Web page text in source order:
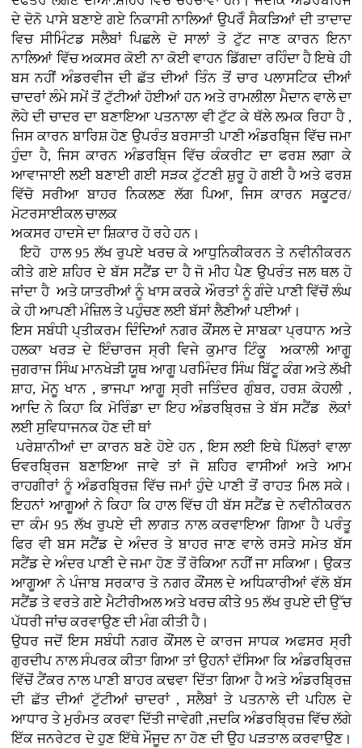
ਦੇ ਦੋਨੋ ਪਾਸੇ ਬਣਾਏ ਗਏ ਨਿਕਾਸੀ ਨਾਲਿਆਂ ਉਪਰੋੰ ਸੈਕੜਿਆਂ ਦੀ ਤਾਦਾਦ
ਵਿਚ ਸੀਮਿੰਟਡ ਸਲੈਬਾਂ ਪਿਛਲੇ ਦੋ ਸਾਲਾਂ ਤੋ ਟੁੱਟ ਜਾਣ ਕਾਰਨ ਇਨਾ
ਨਾਲਿਆਂ ਵਿੱਚ ਅਕਸਰ ਕੋਈ ਨਾ ਕੋਈ ਵਾਹਨ ਡਿੱਗਦਾ ਰਹਿੰਦਾ ਹੈ ਇਥੇ ਹੀ
ਬਸ ਨਹੀਂ ਅੰਡਰਵੀਜ ਦੀ ਛੱਤ ਦੀਆਂ ਤਿੰਨ ਤੋਂ ਚਾਰ ਪਲਾਸਟਿਕ ਦੀਆਂ
ਚਾਦਰਾਂ ਲੰਮੇ ਸਮੇਂ ਤੋਂ ਟੁੱਟੀਆਂ ਹੋਈਆਂ ਹਨ ਅਤੇ ਰਾਮਲੀਲਾ ਮੈਦਾਨ ਵਾਲੇ ਦਾ
ਲੋਹੇ ਦੀ ਚਾਦਰ ਦਾ ਬਣਾਇਆ ਪਤਨਾਲਾ ਵੀ ਟੁੱਟ ਕੇ ਥੱਲੇ ਲਮਕ ਰਿਹਾ ਹੈ ,
ਜਿਸ ਕਾਰਨ ਬਾਰਿਸ਼ ਹੋਣ ਉਪਰੰਤ ਬਰਸਾਤੀ ਪਾਣੀ ਅੰਡਰਬਿ੍ਜ ਵਿੱਚ ਜਮਾ
ਹੁੰਦਾ ਹੈ, ਜਿਸ ਕਾਰਨ ਅੰਡਰਬਿ੍ਜ ਵਿੱਚ ਕੰਕਰੀਟ ਦਾ ਫਰਸ਼ ਲਗਾ ਕੇ
ਆਵਾਜਾਈ ਲਈ ਬਣਾਈ ਗਈ ਸੜਕ ਟੁੱਟਣੀ ਸ਼ੁਰੂ ਹੋ ਗਈ ਹੈ ਅਤੇ ਫਰਸ਼
ਵਿੱਚੋ ਸਰੀਆ ਬਾਹਰ ਨਿਕਲਣ ਲੱਗ ਪਿਆ, ਜਿਸ ਕਾਰਨ ਸਕੂਟਰ/
ਮੋਟਰਸਾਈਕਲ ਚਾਲਕ
ਅਕਸਰ ਹਾਦਸੇ ਦਾ ਸ਼ਿਕਾਰ ਹੋ ਰਹੇ ਹਨ।
ਇਹੋ ਹਾਲ 95 ਲੱਖ ਰੁਪਏ ਖਰਚ ਕੇ ਆਧੁਨਿਕੀਕਰਨ ਤੇ ਨਵੀਨੀਕਰਨ
ਕੀਤੇ ਗਏ ਸ਼ਹਿਰ ਦੇ ਬੱਸ ਸਟੈਂਡ ਦਾ ਹੈ ਜੋ ਮੀਹ ਪੈਣ ਉਪਰੰਤ ਜਲ ਥਲ ਹੋ
ਜਾਂਦਾ ਹੈ ਅਤੇ ਯਾਤਰੀਆਂ ਨੂੰ ਖਾਸ ਕਰਕੇ ਔਰਤਾਂ ਨੂੰ ਗੰਦੇ ਪਾਣੀ ਵਿੱਚੋਂ ਲੰਘ
ਕੇ ਹੀ ਆਪਣੀ ਮੰਜ਼ਿਲ ਤੇ ਪਹੁੰਚਣ ਲਈ ਬੱਸਾਂ ਲੈਣੀਆਂ ਪਈਆਂ।
ਇਸ ਸਬੰਧੀ ਪ੍ਤੀਕਰਮ ਦਿੰਦਿਆਂ ਨਗਰ ਕੌਂਸਲ ਦੇ ਸਾਬਕਾ ਪ੍ਰਧਾਨ ਅਤੇ
ਹਲਕਾ ਖਰੜ ਦੇ ਇੰਚਾਰਜ ਸ੍ਰੀ ਵਿਜੇ ਕੁਮਾਰ ਟਿੰਕੂ ਅਕਾਲੀ ਆਗੂ
ਜੁਗਰਾਜ ਸਿੰਘ ਮਾਨਖੇੜੀ ਯੂਥ ਆਗੂ ਪਰਮਿੰਦਰ ਸਿੰਘ ਬਿੱਟੂ ਕੰਗ ਅਤੇ ਲੱਖੀ
ਸ਼ਾਹ, ਮੋਨੂ ਖਾਨ , ਭਾਜਪਾ ਆਗੂ ਸ੍ਰੀ ਜਤਿੰਦਰ ਗੁੰਬਰ, ਹਰਸ਼ ਕੋਹਲੀ ,
ਆਦਿ ਨੇ ਕਿਹਾ ਕਿ ਮੋਰਿੰਡਾ ਦਾ ਇਹ ਅੰਡਰਬ੍ਰਿਜ਼ ਤੇ ਬੱਸ ਸਟੈਂਡ ਲੋਕਾਂ
ਲਈ ਸੁਵਿਧਾਜਨਕ ਹੋਣ ਦੀ ਥਾਂ
ਪਰੇਸ਼ਾਨੀਆਂ ਦਾ ਕਾਰਨ ਬਣੇ ਹੋਏ ਹਨ , ਇਸ ਲਈ ਇਥੇ ਪਿੱਲਰਾਂ ਵਾਲਾ
ਓਵਰਬ੍ਰਿਜ ਬਣਾਇਆ ਜਾਵੇ ਤਾਂ ਜੋ ਸ਼ਹਿਰ ਵਾਸੀਆਂ ਅਤੇ ਆਮ
ਰਾਹਗੀਰਾਂ ਨੂੰ ਅੰਡਰਬ੍ਰਿਜ਼ ਵਿੱਚ ਜਮਾਂ ਹੁੰਦੇ ਪਾਣੀ ਤੋਂ ਰਾਹਤ ਮਿਲ ਸਕੇ।
ਇਹਨਾਂ ਆਗੂਆਂ ਨੇ ਕਿਹਾ ਕਿ ਹਾਲ ਵਿੱਚ ਹੀ ਬੱਸ ਸਟੈਂਡ ਦੇ ਨਵੀਨੀਕਰਨ
ਦਾ ਕੰਮ 95 ਲੱਖ ਰੁਪਏ ਦੀ ਲਾਗਤ ਨਾਲ ਕਰਵਾਇਆ ਗਿਆ ਹੈ ਪਰੰਤੂ
ਫਿਰ ਵੀ ਬਸ ਸਟੈਂਡ ਦੇ ਅੰਦਰ ਤੇ ਬਾਹਰ ਜਾਣ ਵਾਲੇ ਰਸਤੇ ਸਮੇਤ ਬੱਸ
ਸਟੈਂਡ ਦੇ ਅੰਦਰ ਪਾਣੀ ਦੇ ਜਮਾ ਹੋਣ ਤੋਂ ਰੋਕਿਆ ਨਹੀਂ ਜਾ ਸਕਿਆ। ਉਕਤ
ਆਗੂਆ ਨੇਪੰਜਾਬ ਸਰਕਾਰ ਤੋ ਨਗਰ ਕੌਂਸਲ ਦੇ ਅਧਿਕਾਰੀਆਂ ਵੱਲੋਬੱਸ
ਸਟੈਂਡ ਤੇ ਵਰਤੇ ਗਏ ਮੈਟੀਰੀਅਲ ਅਤੇ ਖਰਚ ਕੀਤੇ 95 ਲੱਖ ਰੁਪਏ ਦੀ ਉੱਚ
ਪੱਧਰੀ ਜਾਂਚ ਕਰਵਾਉਣ ਦੀ ਮੰਗ ਕੀਤੀ ਹੈ।
ਉਧਰ ਜਦੋਂ ਇਸ ਸਬੰਧੀ ਨਗਰ ਕੌਂਸਲ ਦੇ ਕਾਰਜ ਸਾਧਕ ਅਫਸਰ ਸ੍ਰੀ
ਗੁਰਦੀਪ ਨਾਲ ਸੰਪਰਕ ਕੀਤਾ ਗਿਆ ਤਾਂ ਉਹਨਾਂ ਦੱਸਿਆ ਕਿ ਅੰਡਰਬ੍ਰਿਜ਼
ਵਿੱਚੋਂ ਟੈਂਕਰ ਨਾਲਪਾਣੀ ਬਾਹਰ ਕਢਵਾ ਦਿੱਤਾ ਗਿਆ ਹੈ ਅਤੇ ਅੰਡਰਬ੍ਰਿਜ਼
ਦੀ ਛੱਤ ਦੀਆਂ ਟੁੱਟੀਆਂ ਚਾਦਰਾਂ , ਸਲੈਬਾਂ ਤੇ ਪਤਨਾਲੇ ਦੀ ਪਹਿਲ ਦੇ
ਆਧਾਰ ਤੇ ਮੁਰੰਮਤ ਕਰਵਾ ਦਿੱਤੀ ਜਾਵੇਗੀ ,ਜਦਕਿ ਅੰਡਰਬ੍ਰਿਜ਼ ਵਿੱਚ ਲੱਗੇ
ਇੱਕ ਜਨਰੇਟਰ ਦੇ ਹੁਣ ਇੱਥੇ ਮੌਜੂਦ ਨਾ ਹੋਣ ਦੀ ਉਹ ਪੜਤਾਲ ਕਰਵਾਉਣ।